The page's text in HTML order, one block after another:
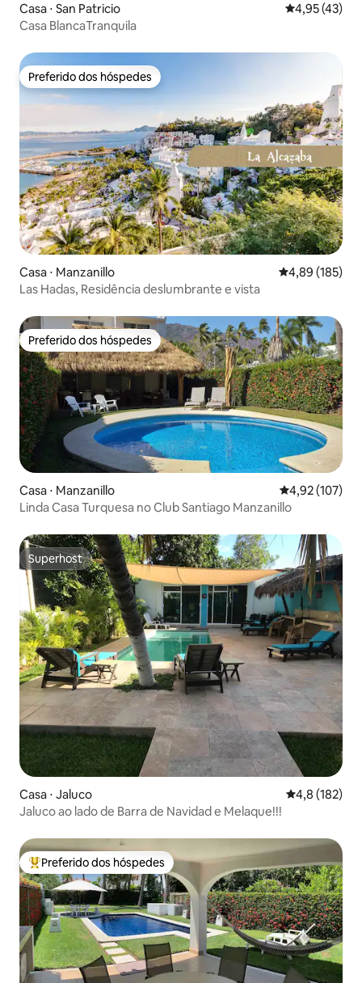
Casa ⋅ San Patricio 4,95 de uma
4,95 (43)
Casa BlancaTranquila
Preferido dos hóspedes
Preferido dos hóspedes
Casa ⋅ Manzanillo 4,89 de uma
4,89 (185)
Las Hadas, Residência deslumbrante e vista
Preferido dos hóspedes
Preferido dos hóspedes
Casa ⋅ Manzanillo 4,92 de uma
4,92 (107)
Linda Casa Turquesa no Club Santiago Manzanillo
Superhost
Superhost
Casa ⋅ Jaluco 4,8 de uma
4,8 (182)
Jaluco ao lado de Barra de Navidad e Melaque!!!
Entre os melhores preferidos dos hóspedes
Preferido dos hóspedes